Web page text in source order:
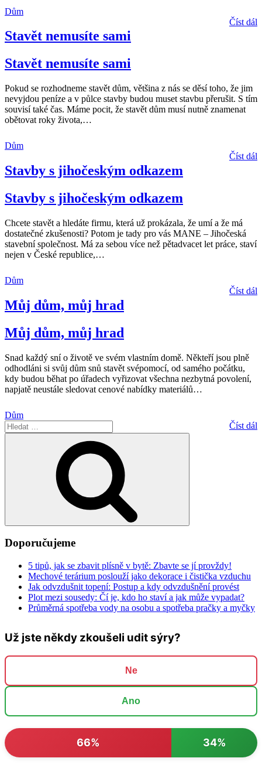
Dům
Číst dál
Stavět nemusíte sami
Stavět nemusíte sami
Pokud se rozhodneme stavět dům, většina z nás se děsí toho, že jim
nevyjdou peníze a v půlce stavby budou muset stavbu přerušit. S tím
souvisí také čas. Máme pocit, že stavět dům musí nutně znamenat
obětovat roky života,…
Dům
Číst dál
Stavby s jihočeským odkazem
Stavby s jihočeským odkazem
Chcete stavět a hledáte firmu, která už prokázala, že umí a že má
dostatečné zkušenosti? Potom je tady pro vás MANE – Jihočeská
stavební společnost. Má za sebou více než pětadvacet let práce, staví
nejen v České republice,…
Dům
Číst dál
Můj dům, můj hrad
Můj dům, můj hrad
Snad každý sní o životě ve svém vlastním domě. Někteří jsou plně
odhodláni si svůj dům snů stavět svépomocí, od samého počátku,
kdy budou běhat po úřadech vyřizovat všechna nezbytná povolení,
napjatě neustále sledovat cenové nabídky materiálů…
Dům
Číst dál
Hledat:
Doporučujeme
5 tipů, jak se zbavit plísně v bytě: Zbavte se jí provždy!
Mechové terárium poslouží jako dekorace i čistička vzduchu
Jak odvzdušnit topení: Postup a kdy odvzdušnění provést
Plot mezi sousedy: Čí je, kdo ho staví a jak může vypadat?
Průměrná spotřeba vody na osobu a spotřeba pračky a myčky
Už jste někdy zkoušeli udit sýry?
Ne
Ano
66% 34%